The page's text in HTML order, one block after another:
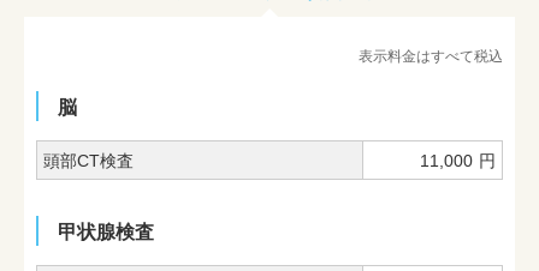
表示料金はすべて税込
脳
頭部CT検査 11,000 円
甲状腺検査